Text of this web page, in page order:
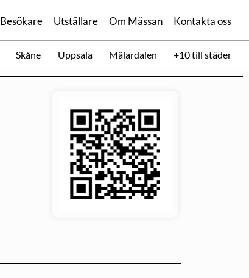
Besökare Utställare Om Mässan Kontakta oss
Skåne Uppsala Mälardalen +10 till städer